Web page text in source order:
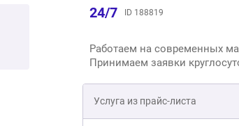
Шторы плиссе на пластиковые
24/7 ID 188819
Работаем на современных
Принимаем заявки
Услуга из прайс-листа